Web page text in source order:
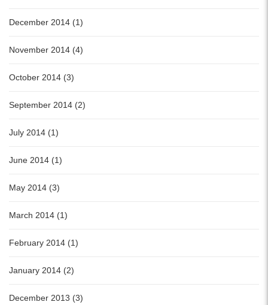
December 2014 (1)
November 2014 (4)
October 2014 (3)
September 2014 (2)
July 2014 (1)
June 2014 (1)
May 2014 (3)
March 2014 (1)
February 2014 (1)
January 2014 (2)
December 2013 (3)